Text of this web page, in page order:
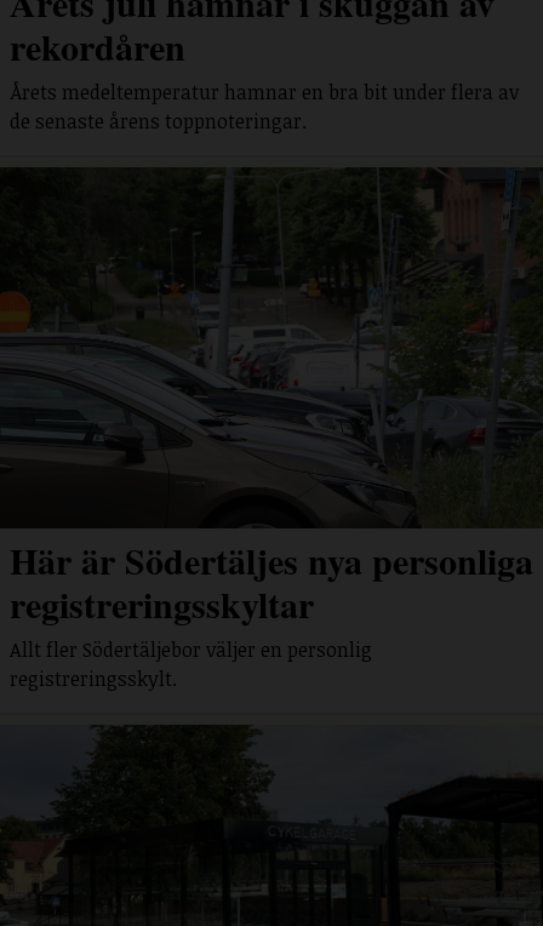
rekordåren
Årets medeltemperatur hamnar en bra bit under flera av
de senaste årens toppnoteringar.
Här är Södertäljes nya personliga
registreringsskyltar
Allt fler Södertäljebor väljer en personlig
registreringsskylt.